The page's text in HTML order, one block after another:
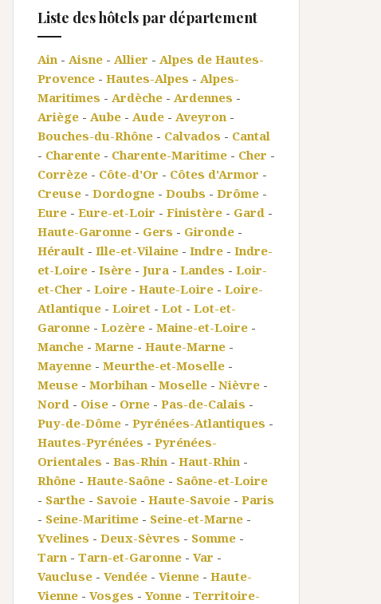
Liste des hôtels par département
Ain - Aisne - Allier - Alpes de Hautes-
Provence - Hautes-Alpes - Alpes-
Maritimes - Ardèche - Ardennes -
Ariège - Aube - Aude - Aveyron -
Bouches-du-Rhône - Calvados - Cantal
- Charente - Charente-Maritime - Cher -
Corrèze - Côte-d'Or - Côtes d'Armor -
Creuse - Dordogne - Doubs - Drôme -
Eure - Eure-et-Loir - Finistère - Gard -
Haute-Garonne - Gers - Gironde -
Hérault - Ille-et-Vilaine - Indre - Indre-
et-Loire - Isère - Jura - Landes - Loir-
et-Cher - Loire - Haute-Loire - Loire-
Atlantique - Loiret - Lot - Lot-et-
Garonne - Lozère - Maine-et-Loire -
Manche - Marne - Haute-Marne -
Mayenne - Meurthe-et-Moselle -
Meuse - Morbihan - Moselle - Nièvre -
Nord - Oise - Orne - Pas-de-Calais -
Puy-de-Dôme - Pyrénées-Atlantiques -
Hautes-Pyrénées - Pyrénées-
Orientales - Bas-Rhin - Haut-Rhin -
Rhône - Haute-Saône - Saône-et-Loire
- Sarthe - Savoie - Haute-Savoie - Paris
- Seine-Maritime - Seine-et-Marne -
Yvelines - Deux-Sèvres - Somme -
Tarn - Tarn-et-Garonne - Var -
Vaucluse - Vendée - Vienne - Haute-
Vienne - Vosges - Yonne - Territoire-